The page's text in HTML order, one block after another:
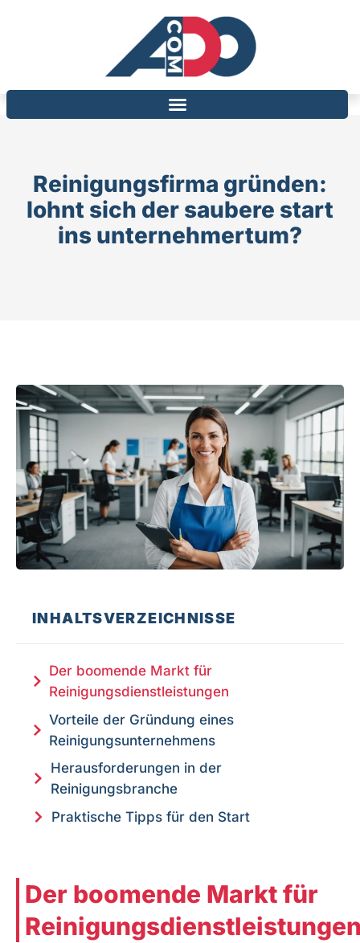
Reinigungsfirma gründen:
lohnt sich der saubere start
ins unternehmertum?
INHALTSVERZEICHNISSE
Der boomende Markt für
Reinigungsdienstleistungen
Vorteile der Gründung eines
Reinigungsunternehmens
Herausforderungen in der
Reinigungsbranche
Praktische Tipps für den Start
Der boomende Markt für